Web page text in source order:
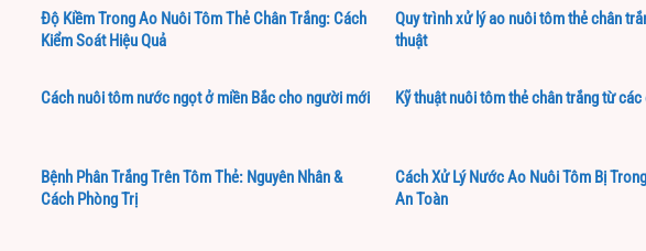
Độ Kiềm Trong Ao Nuôi Tôm Thẻ Chân Trắng: Cách
Kiểm Soát Hiệu Quả
Quy trình xử lý ao nuôi tôm thẻ chân
thuật
Cách nuôi tôm nước ngọt ở miền Bắc cho người mới Kỹ thuật nuôi tôm thẻ chân trắng từ các
Bệnh Phân Trắng Trên Tôm Thẻ: Nguyên Nhân &
Cách Phòng Trị
Cách Xử Lý Nước Ao Nuôi Tôm Bị
An Toàn